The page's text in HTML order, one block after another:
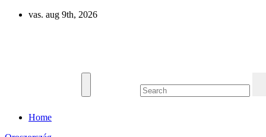
Skip
vas. aug 9th, 2026
Home